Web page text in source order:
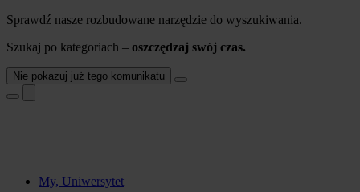
Sprawdź nasze rozbudowane narzędzie do wyszukiwania.
Szukaj po kategoriach – oszczędzaj swój czas.
Nie pokazuj już tego komunikatu
My, Uniwersytet